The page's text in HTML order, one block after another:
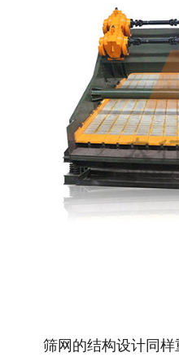
筛网的结构设计同样